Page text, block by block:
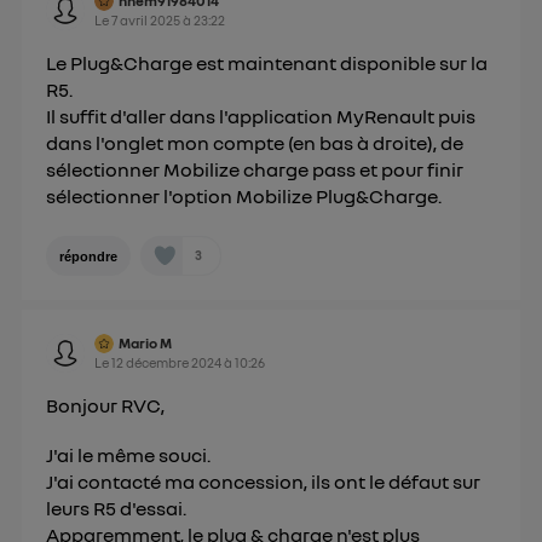
Le7 avril 2025à 23:22
Le Plug&Charge est maintenant disponible sur la
R5.
Il suffit d'aller dans l'application MyRenault puis
dans l'onglet mon compte (en bas à droite), de
sélectionner Mobilize charge pass et pour finir
sélectionner l'option Mobilize Plug&Charge.
répondre 3
Mario M
Le12 décembre 2024à10:26
Bonjour RVC,
J'ai le même souci.
J'ai contacté ma concession, ils ont le défaut sur
leurs R5 d'essai.
Apparemment, le plug & charge n'est plus
sur la navigation des membres du foyer ayant consentis.
Pour uneconnexion mobile
Vous pouvez à tout moment retirer ce
consentement surle portail d’Utiq("
") ou via la page « gérer Utiq » en bas de ce site.
Pour plus d'informations, veuillez consulterla
Politique d'information sur les données